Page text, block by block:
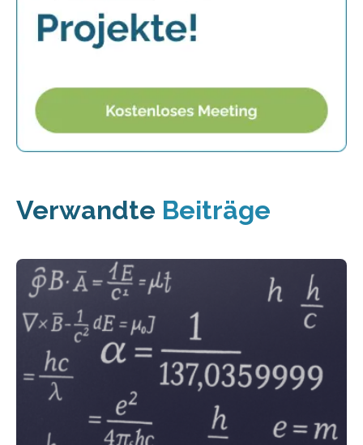
Verwandte Beiträge